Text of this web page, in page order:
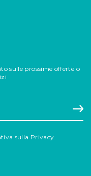
sulle prossime offerte o
sulla Privacy.